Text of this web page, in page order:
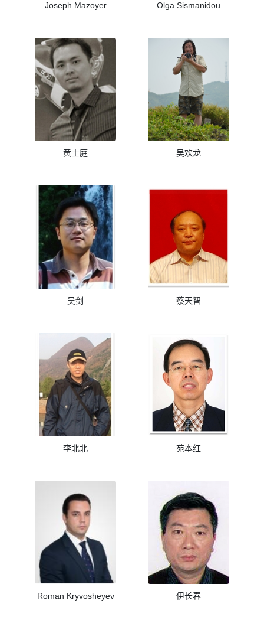
Joseph Mazoyer Olga Sismanidou
黄士庭 吴欢龙
吴剑 蔡天智
李北北 苑本红
Roman Kryvosheyev 伊长春